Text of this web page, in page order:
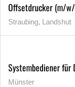
Offsetdrucker (m/
Straubing, Landshut
Systembediener für
Münster